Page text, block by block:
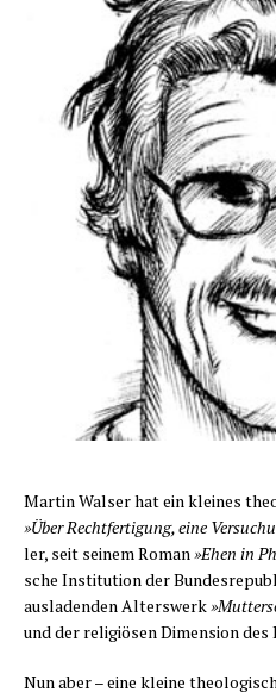
Martin Wal­ser hat ein klei­nes
»Über Recht­fer­ti­gung, eine
ler, seit sei­nem Roman »Ehen in
sche Insti­tu­ti­on der
aus­la­den­den Alters­werk
und der reli­giö­sen Dimen­si­on
Nun aber – eine klei­ne